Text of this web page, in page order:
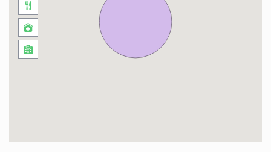
-carrefour market
à 3mn de la maison en voiture.
Restaurant avait vous une préférences ?
-burger ? *